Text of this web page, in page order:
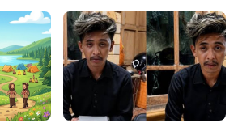
Lantai 11